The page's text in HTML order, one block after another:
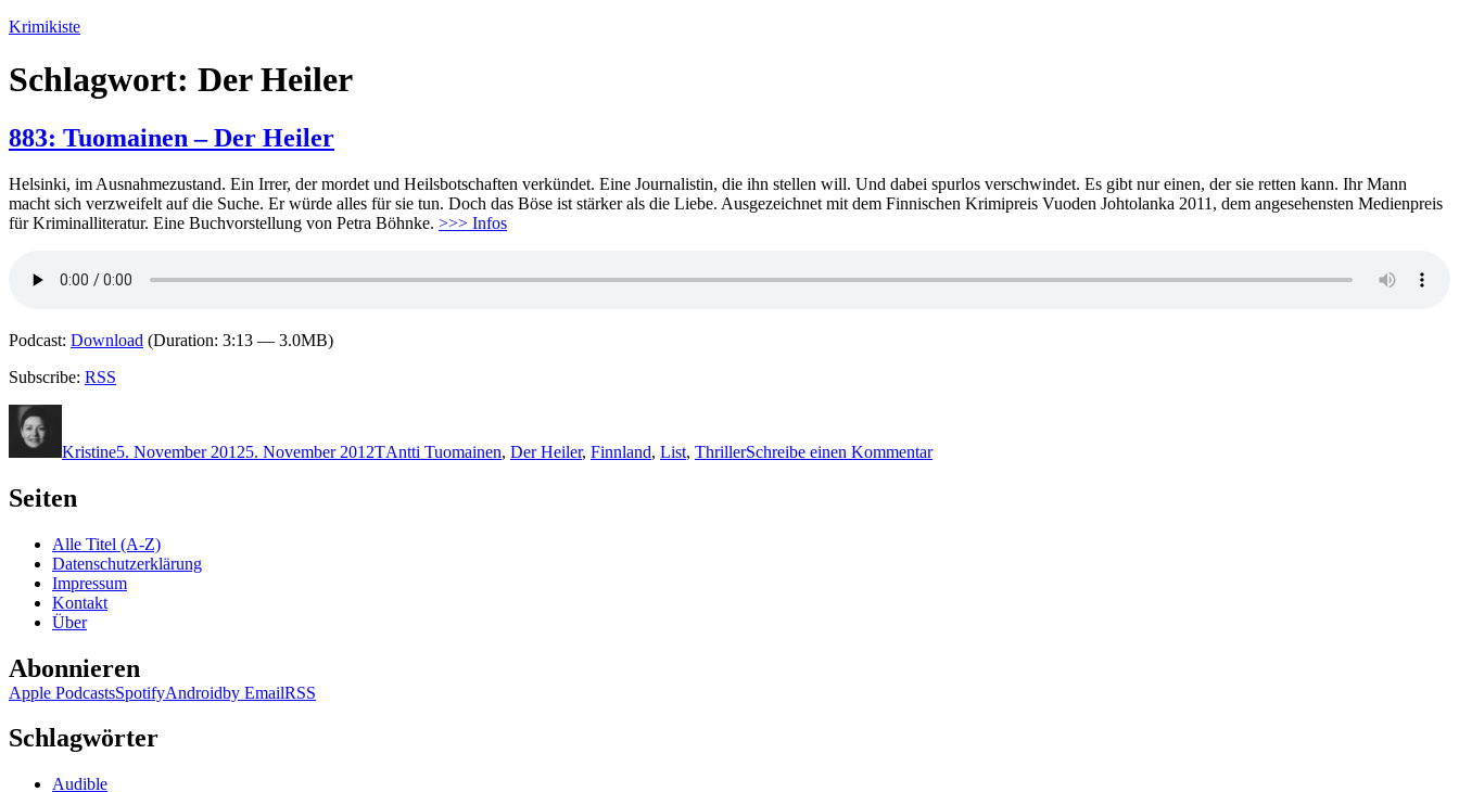
Zum
springen
Krimikiste
Schlagwort: Der Heiler
883: Tuomainen – Der Heiler
Helsinki, im Ausnahmezustand. Ein Irrer, der mordet und Heilsbotschaften verkündet. Eine Journalistin, die ihn stellen will. Und dabei spurlos verschwindet. Es gibt nur einen, der sie retten kann. Ihr Mann
macht sich verzweifelt auf die Suche. Er würde alles für sie tun. Doch das Böse ist stärker als die Liebe. Ausgezeichnet mit dem Finnischen Krimipreis Vuoden Johtolanka 2011, dem angesehensten Medienpreis
für Kriminalliteratur. Eine Buchvorstellung von Petra Böhnke. >>> Infos
Podcast: Download (Duration: 3:13 — 3.0MB)
Subscribe: RSS
Kristine5. November 20125. November 2012TAntti Tuomainen, Der Heiler, Finnland, List, ThrillerSchreibe einen KommentarTuomainen
Seiten
Alle Titel (A-Z)
Datenschutzerklärung
Impressum
Kontakt
Über
Abonnieren
Apple PodcastsSpotifyAndroidby EmailRSS
Schlagwörter
Audible